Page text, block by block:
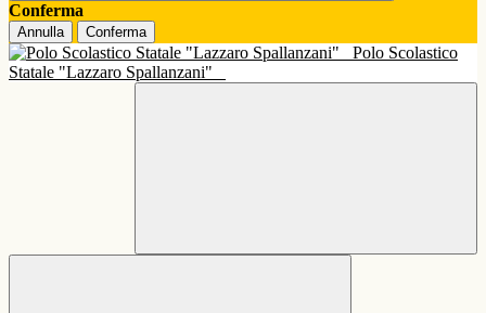
Conferma
Annulla Conferma
Polo Scolastico
Statale "Lazzaro Spallanzani"